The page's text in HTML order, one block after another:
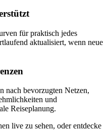
für praktisch jedes
aktualisiert, wenn neue
nach bevorzugten Netzen,
und
Reiseplanung.
live zu sehen, oder entdecke